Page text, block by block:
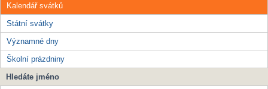
Kalendář svátků
Státní svátky
Významné dny
Školní prázdniny
Hledáte jméno